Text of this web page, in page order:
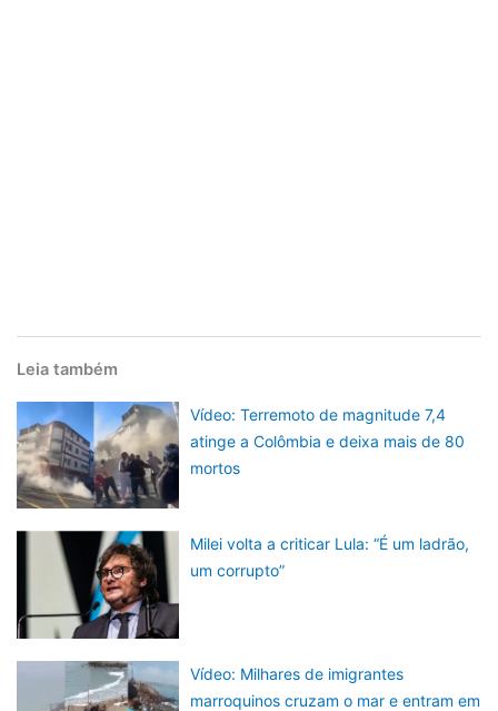
Leia também
Vídeo: Terremoto de magnitude 7,4
atinge a Colômbia e deixa mais de 80
mortos
Milei volta a criticar Lula: “É um ladrão,
um corrupto”
Vídeo: Milhares de imigrantes
marroquinos cruzam o mar e entram em